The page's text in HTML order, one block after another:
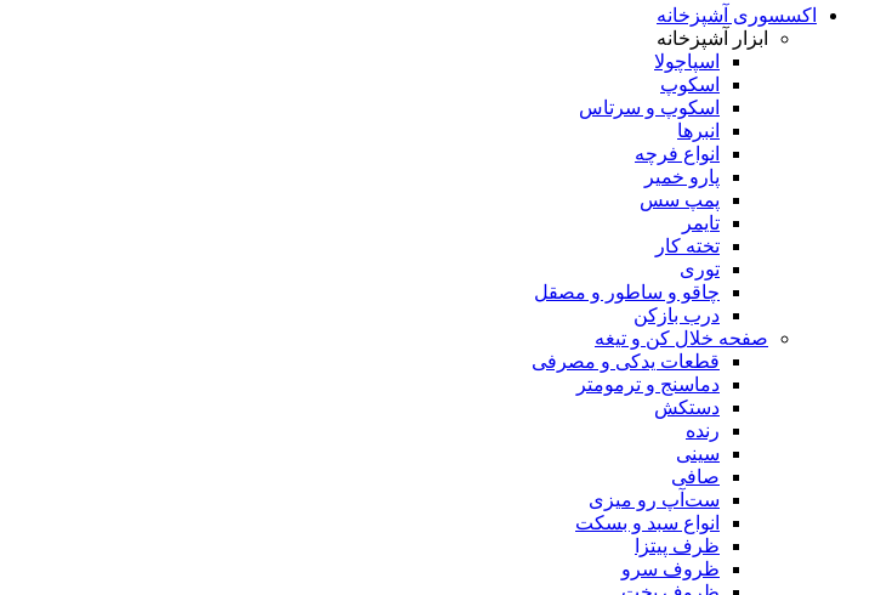
اکسسوری آشپزخانه
ابزار آشپزخانه
اسپاچولا
اسکوپ
اسکوپ و سرتاس
انبرها
انواع فرچه
پارو خمیر
پمپ سس
تایمر
تخته کار
توری
چاقو و ساطور و مصقل
درب بازکن
صفحه خلال کن و تیغه
قطعات یدکی و مصرفی
دماسنج و ترمومتر
دستکش
رنده
سینی
صافی
ست‌آپ رو میزی
انواع سبد و بسکت
ظرف پیتزا
ظروف سرو